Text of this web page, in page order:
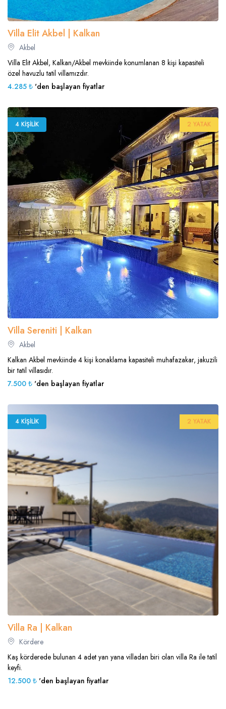
Villa Elit Akbel | Kalkan
Akbel
Villa Elit Akbel, Kalkan/Akbel mevkiinde konumlanan 8 kişi kapasiteli
özel havuzlu tatil villamızdır.
4.285 ₺ 'den başlayan fiyatlar
4 KIŞILIK 2 YATAK
Villa Sereniti | Kalkan
Akbel
Kalkan Akbel mevkiinde 4 kişi konaklama kapasiteli muhafazakar, jakuzili
bir tatil villasıdır.
7.500 ₺ 'den başlayan fiyatlar
4 KIŞILIK 2 YATAK
Villa Ra | Kalkan
Kördere
Kaş körderede bulunan 4 adet yan yana villadan biri olan villa Ra ile tatil
keyfi.
12.500 ₺ 'den başlayan fiyatlar